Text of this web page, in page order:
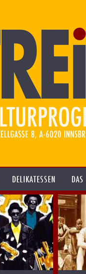
DELIKATESSEN